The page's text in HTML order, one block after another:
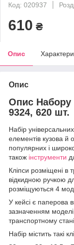
Код: 020937
610 ₴
Опис
Опис
Опис Набору
9324, 620 шт.
Набір
елементів кузова й
популярних і
також інструменти
Кліпси розміщені в
відкидною ручкою
розміщуються 4
У кейсі є паперова
зазначенням моделі,
транспортному
Набір містить такі